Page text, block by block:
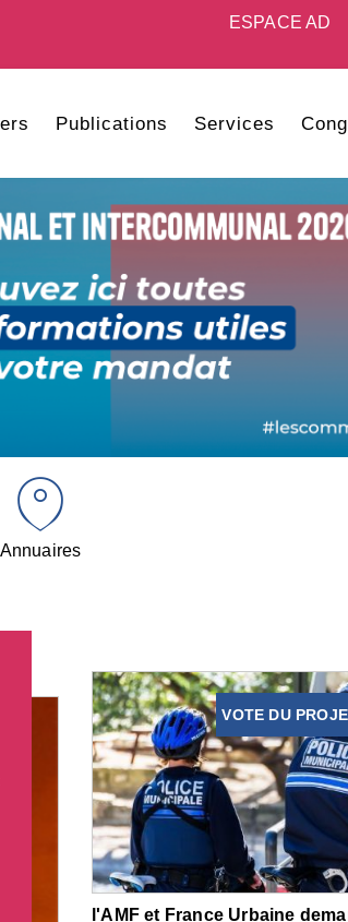
ESPACE AD
Publications Services
Annuaires
VOTE DU
l'AMF et France Urbaine